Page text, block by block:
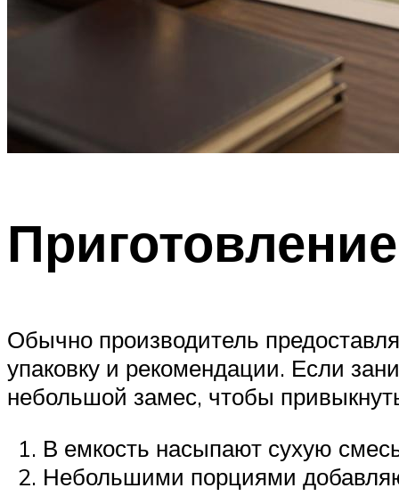
Обычно производитель
упаковку и рекомендации. Если
небольшой замес, чтобы
В емкость насыпают сухую
Небольшими порциями